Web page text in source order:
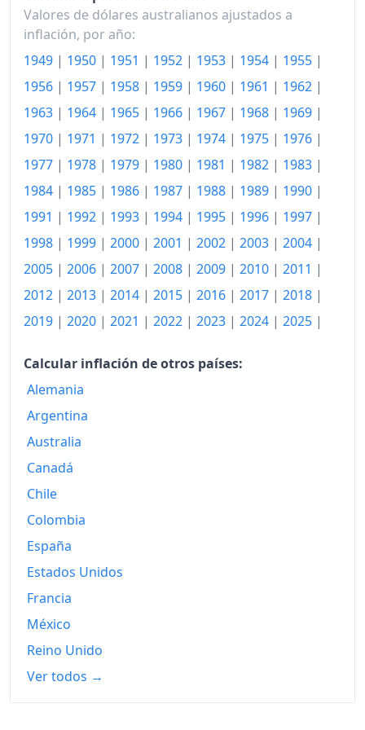
1980
315.57
1981
345.51
1982
384.73
1984
440.12
1985
469.76
512.28
1987
555.99
1988
596.11
1989
641.02
1990
688.02
1991
1992
1993
1994
1995
1996
1997
1998
Valores de dólares australianos ajustados a
inflación, por año:
1949 | 1950 | 1951 | 1952 | 1953 | 1954 | 1955 |
1956 | 1957 | 1958 | 1959 | 1960 | 1961 | 1962 |
1963 | 1964 | 1965 | 1966 | 1967 | 1968 | 1969 |
1970 | 1971 | 1972 | 1973 | 1974 | 1975 | 1976 |
1977 | 1978 | 1979 | 1980 | 1981 | 1982 | 1983 |
1984 | 1985 | 1986 | 1987 | 1988 | 1989 | 1990 |
1991 | 1992 | 1993 | 1994 | 1995 | 1996 | 1997 |
1998 | 1999 | 2000 | 2001 | 2002 | 2003 | 2004 |
2005 | 2006 | 2007 | 2008 | 2009 | 2010 | 2011 |
2012 | 2013 | 2014 | 2015 | 2016 | 2017 | 2018 |
2019 | 2020 | 2021 | 2022 | 2023 | 2024 | 2025 |
Calcular inflación de otros países:
Alemania
Argentina
Australia
Canadá
Chile
Colombia
España
Estados Unidos
Francia
México
Reino Unido
Ver todos →